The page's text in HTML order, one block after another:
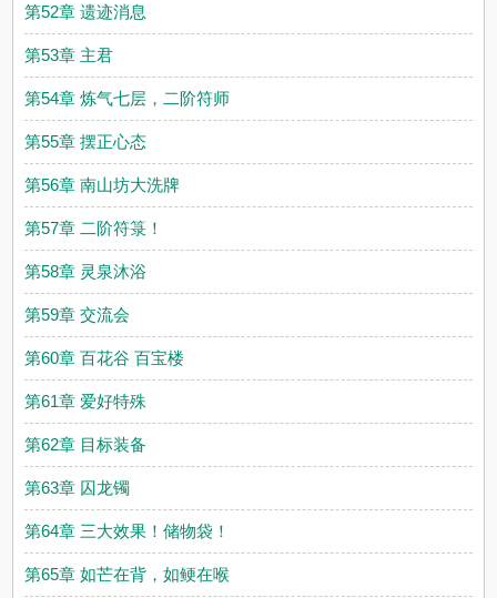
第52章 遗迹消息
第53章 主君
第54章 炼气七层，二阶符师
第55章 摆正心态
第56章 南山坊大洗牌
第57章 二阶符箓！
第58章 灵泉沐浴
第59章 交流会
第60章 百花谷 百宝楼
第61章 爱好特殊
第62章 目标装备
第63章 囚龙镯
第64章 三大效果！储物袋！
第65章 如芒在背，如鲠在喉